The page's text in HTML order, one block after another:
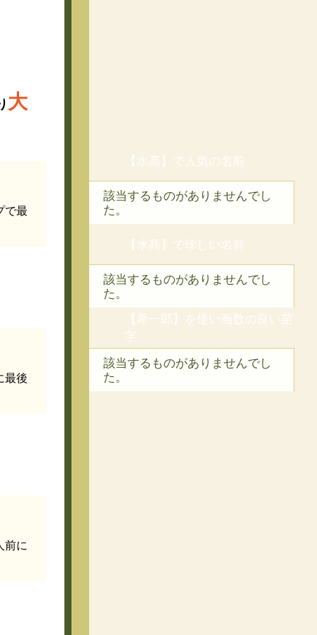
大
で最
最後
前に
【水髙】で人気の名前
該当するものがありませんでし
た。
【水髙】で珍しい名前
該当するものがありませんでし
た。
【希一郎】を使い画数の良い苗
字
該当するものがありませんでし
た。